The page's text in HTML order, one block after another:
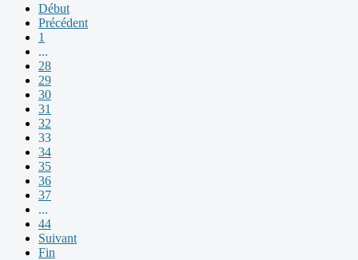
Début
Précédent
1
...
28
29
30
31
32
33
34
35
36
37
...
44
Suivant
Fin